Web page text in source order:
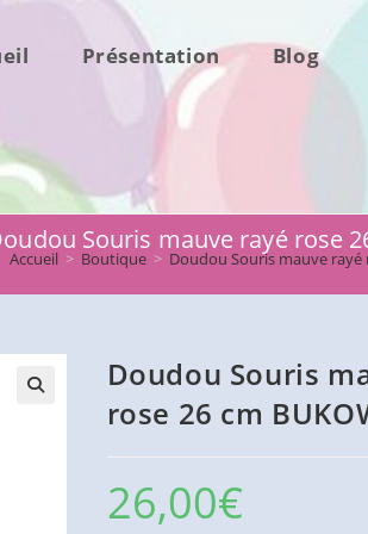
Présentation Blog
Souris mauve rayé rose
Accueil > Boutique > Doudou Souris mauve rayé
Doudou Souris
rose 26 cm
26,00€